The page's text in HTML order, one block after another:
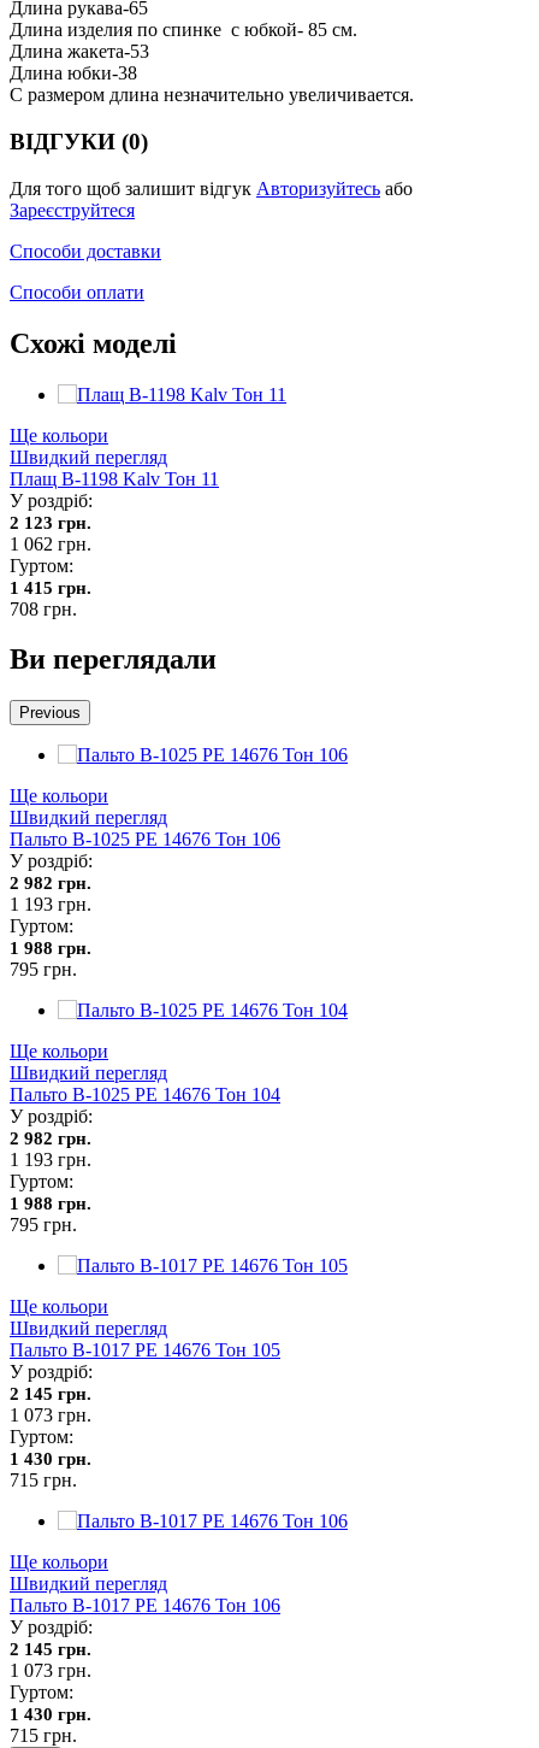
Длина рукава-65
Длина изделия по спинке с юбкой- 85 см.
Длина жакета-53
Длина юбки-38
С размером длина незначительно увеличивается.
ВІДГУКИ (0)
Для того щоб залишит відгук Авторизуйтесь або
Зареєструйтеся
Способи доставки
Способи оплати
Схожі моделі
Ще кольори
Швидкий перегляд
Плащ В-1198 Kalv Тон 11
У роздріб:
2 123 грн.
1 062 грн.
Гуртом:
1 415 грн.
708 грн.
Ви переглядали
Previous
Ще кольори
Швидкий перегляд
Пальто В-1025 PE 14676 Тон 106
У роздріб:
2 982 грн.
1 193 грн.
Гуртом:
1 988 грн.
795 грн.
Ще кольори
Швидкий перегляд
Пальто В-1025 PE 14676 Тон 104
У роздріб:
2 982 грн.
1 193 грн.
Гуртом:
1 988 грн.
795 грн.
Ще кольори
Швидкий перегляд
Пальто В-1017 PE 14676 Тон 105
У роздріб:
2 145 грн.
1 073 грн.
Гуртом:
1 430 грн.
715 грн.
Ще кольори
Швидкий перегляд
Пальто В-1017 PE 14676 Тон 106
У роздріб:
2 145 грн.
1 073 грн.
Гуртом:
1 430 грн.
715 грн.